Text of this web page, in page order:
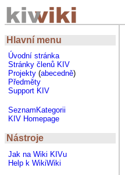
Hlavní menu
Úvodní stránka
Stránky členů KIV
Projekty (abecedně)
Předměty
Support KIV
SeznamKategorii
KIV Homepage
Nástroje
Jak na Wiki KIVu
Help k WikiWiki